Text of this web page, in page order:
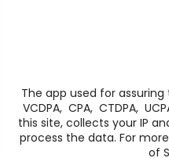
The app used for assuring
VCDPA, CPA, CTDPA,
this site, collects your IP
process the data. For
of